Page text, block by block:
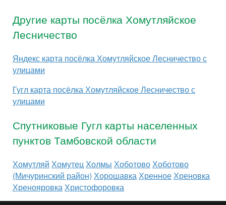
Другие карты посёлка Хомутляйское
Лесничество
Яндекс карта посёлка Хомутляйское Лесничество с
улицами
Гугл карта посёлка Хомутляйское Лесничество с
улицами
Спутниковые Гугл карты населенных
пунктов Тамбовской области
Хомутляй Хомутец Холмы Хоботово Хоботово
(Мичуринский район) Хорошавка Хренное Хреновка
Хренояровка Христофоровка